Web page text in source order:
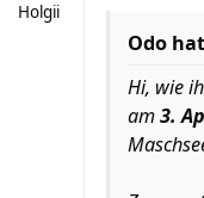
Holgii
Odo
Hi, wie
am3.